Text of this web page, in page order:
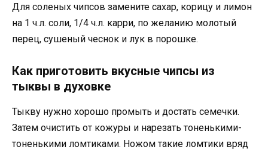
Для соленых чипсов замените сахар, корицу и лимон
на 1 ч.л. соли, 1/4 ч.л. карри, по желанию молотый
перец, сушеный чеснок и лук в порошке.
Как приготовить вкусные чипсы из
тыквы в духовке
Тыкву нужно хорошо промыть и достать семечки.
Затем очистить от кожуры и нарезать тоненькими-
тоненькими ломтиками. Ножом такие ломтики вряд